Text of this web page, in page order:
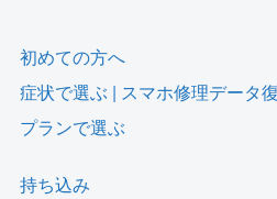
初めての方へ
症状で選ぶ | スマホ修理データ
プランで選ぶ
持ち込み